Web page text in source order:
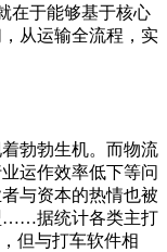
在于能够基于核心
从运输全流程，实
勃勃生机。而物流
运作效率低下等问
与资本的热情也被
……据统计各类主打
但与打车软件相